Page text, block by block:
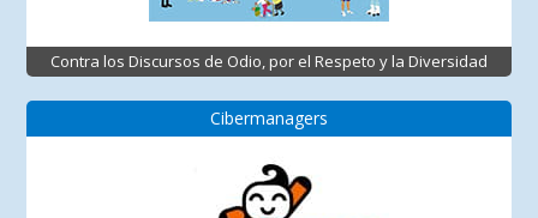
Contra los Discursos de Odio, por el Respeto y la Diversidad
Cibermanagers